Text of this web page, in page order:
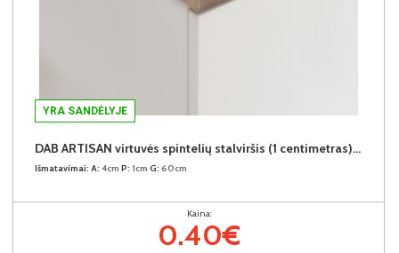
YRA SANDĖLYJE
DAB ARTISAN virtuvės spintelių stalviršis (1 centimetras) (Įvykdymo terminas iki 10d.d.)
Išmatavimai: A: 4cm P: 1cm G: 60cm
Kaina:
0.40€